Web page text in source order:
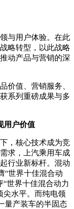
与用户体验。在此
略转型，以此战略
动产品与营销的深
价值、营销服务、
系列重磅成果与多
用户价值
，核心技术成为竞
求，上汽乘用车成
行业新标杆。混动
“世界十佳混合动
世界十佳混合动力
尖水平。而纯电领
量产装车的半固态